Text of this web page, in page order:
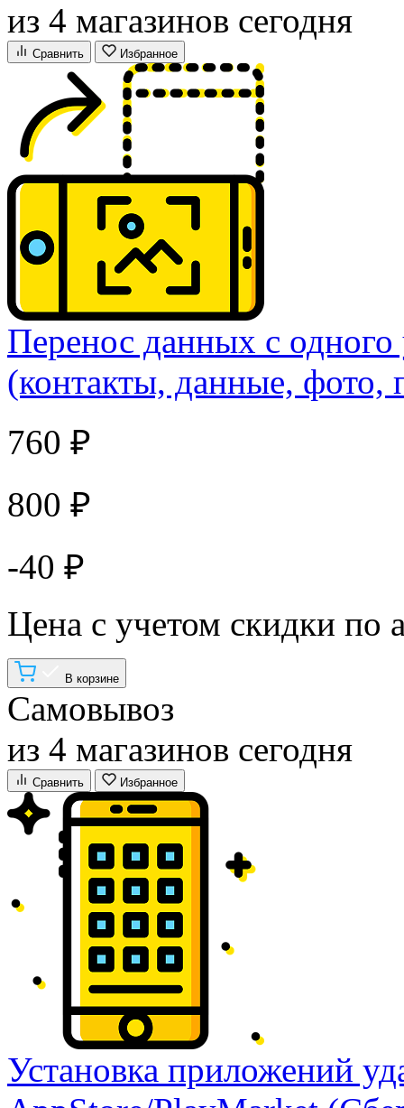
из 4 магазинов сегодня
Сравнить Избранное
Перенос данных с одного
(контакты, данные, фото,
760 ₽
800 ₽
-40 ₽
Цена с учетом скидки по
В корзине
Самовывоз
из 4 магазинов сегодня
Сравнить Избранное
Установка приложений